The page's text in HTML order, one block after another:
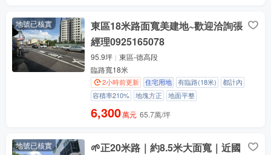
地號已核實
東區18米路面寬美建地~歡迎洽詢張
經理0925165078
95.9坪
東區-德高段
臨路寬18米
2小時前更新 住宅用地 有臨路(18米)
都計內
容積率210%
地塊方正 地面平整
6,300萬元 65.7萬/坪
地號已核實
🌱正20米路｜約8.5米大面寬｜近國